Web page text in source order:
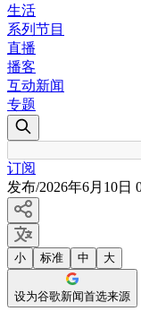
生活
系列节目
直播
播客
互动新闻
专题
订阅
发布/2026年6月10日
小 标准 中 大
设为谷歌新闻首选来源